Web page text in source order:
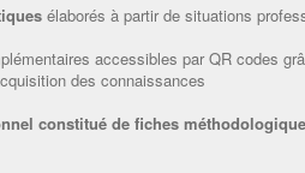
élaborés à partir de situations
accessibles par QR codes
des connaissances
constitué de fiches